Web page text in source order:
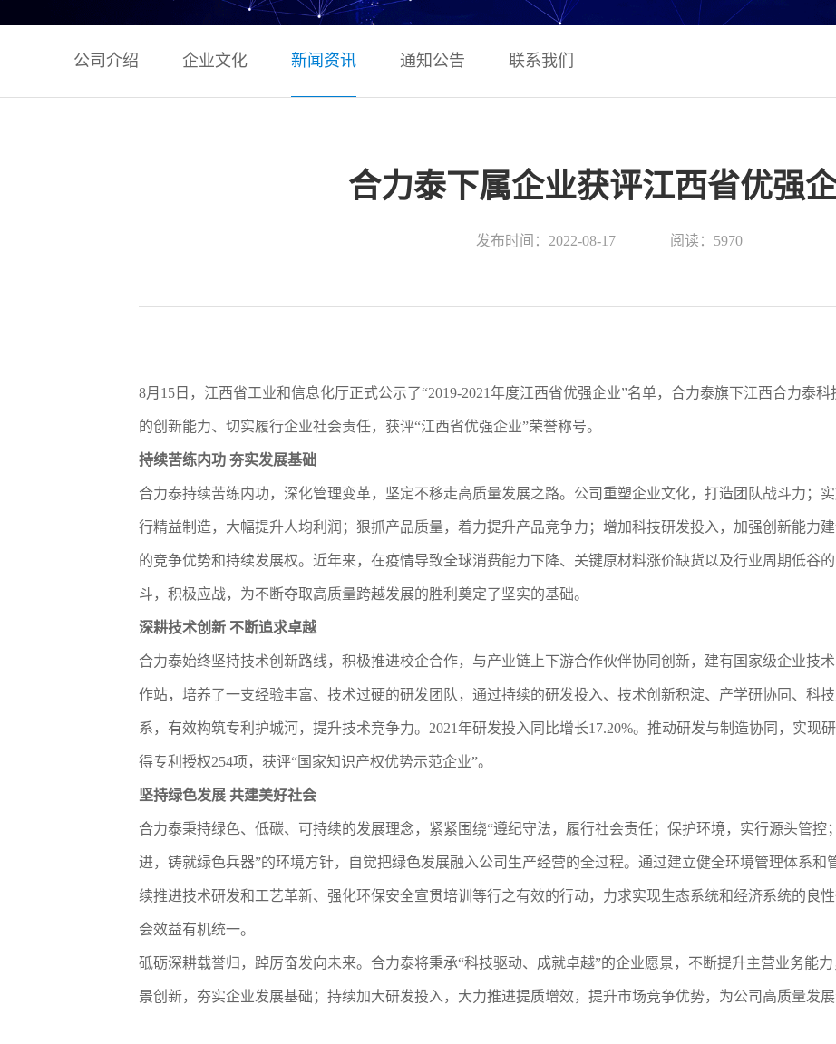
公司介绍 企业文化 新闻资讯 通知公告 联系我们
合力泰下属企业获评江西省优强
发布时间：2022-08-17 阅读：5970
8月15日，江西省工业和信息化厅正式公示了“2019-2021年度江西省优强企业”名单，合力泰旗下江西合力泰
的创新能力、切实履行企业社会责任，获评“江西省优强企业”荣誉称号。
持续苦练内功 夯实发展基础
合力泰持续苦练内功，深化管理变革，坚定不移走高质量发展之路。公司重塑企业文化，打造团队战斗力；
行精益制造，大幅提升人均利润；狠抓产品质量，着力提升产品竞争力；增加科技研发投入，加强创新能力
的竞争优势和持续发展权。近年来，在疫情导致全球消费能力下降、关键原材料涨价缺货以及行业周期低谷
斗，积极应战，为不断夺取高质量跨越发展的胜利奠定了坚实的基础。
深耕技术创新 不断追求卓越
合力泰始终坚持技术创新路线，积极推进校企合作，与产业链上下游合作伙伴协同创新，建有国家级企业技
作站，培养了一支经验丰富、技术过硬的研发团队，通过持续的研发投入、技术创新积淀、产学研协同、科
系，有效构筑专利护城河，提升技术竞争力。2021年研发投入同比增长17.20%。推动研发与制造协同，实现
得专利授权254项，获评“国家知识产权优势示范企业”。
坚持绿色发展 共建美好社会
合力泰秉持绿色、低碳、可持续的发展理念，紧紧围绕“遵纪守法，履行社会责任；保护环境，实行源头管控
进，铸就绿色兵器”的环境方针，自觉把绿色发展融入公司生产经营的全过程。通过建立健全环境管理体系和
续推进技术研发和工艺革新、强化环保安全宣贯培训等行之有效的行动，力求实现生态系统和经济系统的良
会效益有机统一。
砥砺深耕载誉归，踔厉奋发向未来。合力泰将秉承“科技驱动、成就卓越”的企业愿景，不断提升主营业务能
景创新，夯实企业发展基础；持续加大研发投入，大力推进提质增效，提升市场竞争优势，为公司高质量发展